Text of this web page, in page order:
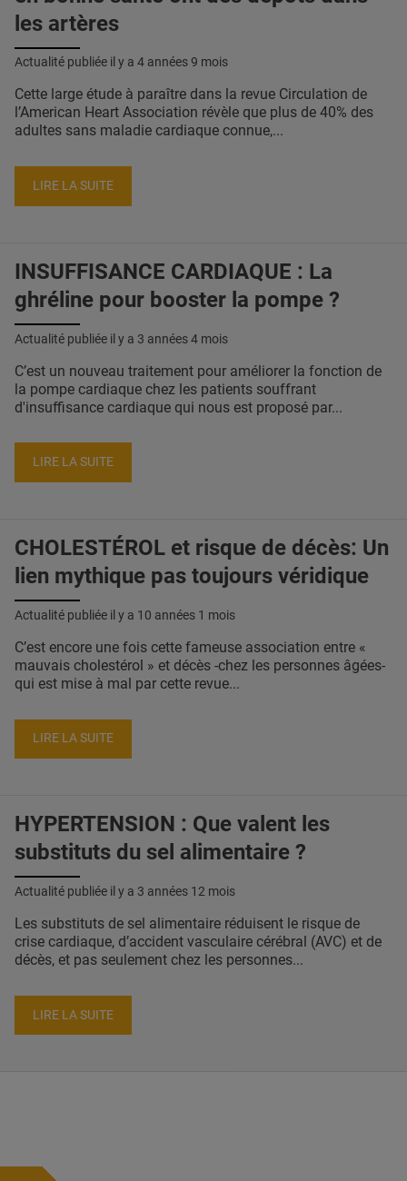
les artères
Actualité publiée il y a 4 années 9 mois
Cette large étude à paraître dans la revue Circulation de
l’American Heart Association révèle que plus de 40% des
adultes sans maladie cardiaque connue,...
LIRE LA SUITE
INSUFFISANCE CARDIAQUE : La
ghréline pour booster la pompe ?
Actualité publiée il y a 3 années 4 mois
C’est un nouveau traitement pour améliorer la fonction de
la pompe cardiaque chez les patients souffrant
d'insuffisance cardiaque qui nous est proposé par...
LIRE LA SUITE
CHOLESTÉROL et risque de décès: Un
lien mythique pas toujours véridique
Actualité publiée il y a 10 années 1 mois
C’est encore une fois cette fameuse association entre «
mauvais cholestérol » et décès -chez les personnes âgées-
qui est mise à mal par cette revue...
LIRE LA SUITE
HYPERTENSION : Que valent les
substituts du sel alimentaire ?
Actualité publiée il y a 3 années 12 mois
Les substituts de sel alimentaire réduisent le risque de
crise cardiaque, d’accident vasculaire cérébral (AVC) et de
décès, et pas seulement chez les personnes...
LIRE LA SUITE